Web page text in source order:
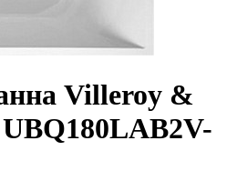
Villeroy &